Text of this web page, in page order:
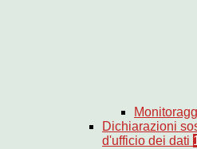
Dichiarazioni
d'ufficio dei dati